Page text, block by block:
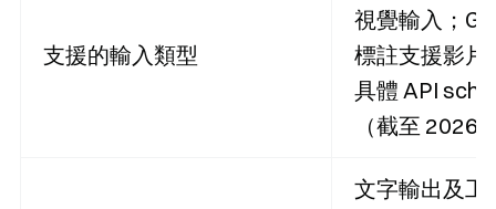
支援的輸入類型
視覺輸入；
標註支援影片
具體 API
（截至 2026
文字輸出及工